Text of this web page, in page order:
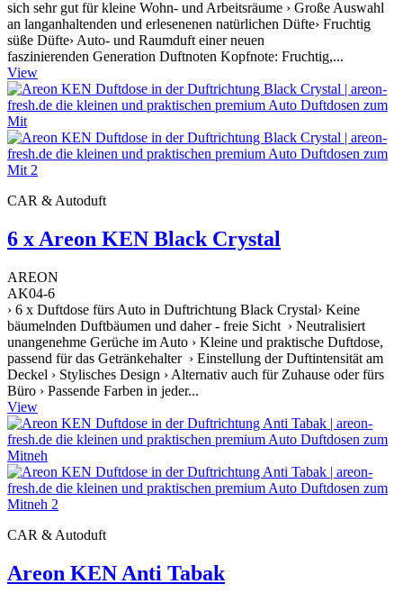
sich sehr gut für kleine Wohn- und Arbeitsräume › Große Auswahl
an langanhaltenden und erlesenenen natürlichen Düfte› Fruchtig
süße Düfte› Auto- und Raumduft einer neuen
faszinierenden Generation Duftnoten Kopfnote: Fruchtig,...
View
CAR & Autoduft
6 x Areon KEN Black Crystal
AREON
AK04-6
› 6 x Duftdose fürs Auto in Duftrichtung Black Crystal› Keine
bäumelnden Duftbäumen und daher - freie Sicht › Neutralisiert
unangenehme Gerüche im Auto › Kleine und praktische Duftdose,
passend für das Getränkehalter › Einstellung der Duftintensität am
Deckel › Stylisches Design › Alternativ auch für Zuhause oder fürs
Büro › Passende Farben in jeder...
View
CAR & Autoduft
Areon KEN Anti Tabak